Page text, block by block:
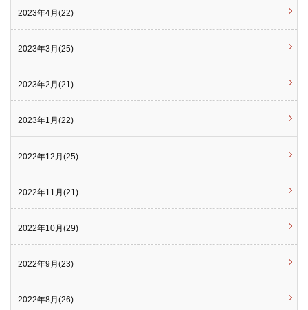
2023年4月(22)
2023年3月(25)
2023年2月(21)
2023年1月(22)
2022年12月(25)
2022年11月(21)
2022年10月(29)
2022年9月(23)
2022年8月(26)